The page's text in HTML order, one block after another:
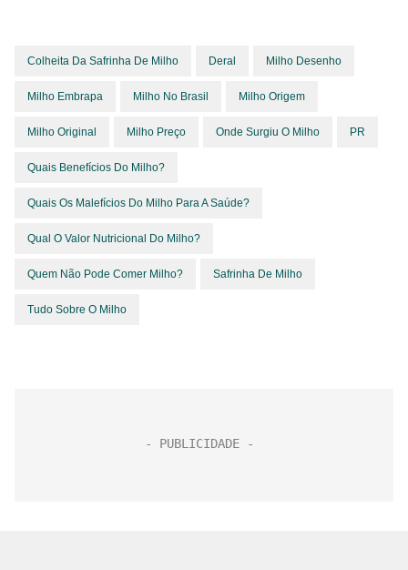
Colheita Da Safrinha De Milho Deral Milho Desenho
Milho Embrapa Milho No Brasil Milho Origem
Milho Original Milho Preço Onde Surgiu O Milho PR
Quais Benefícios Do Milho?
Quais Os Malefícios Do Milho Para A Saúde?
Qual O Valor Nutricional Do Milho?
Quem Não Pode Comer Milho? Safrinha De Milho
Tudo Sobre O Milho